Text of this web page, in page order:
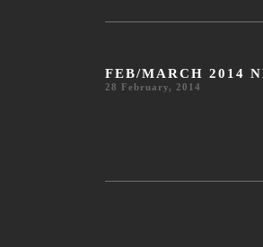
FEB/MARCH 2014
28 February, 2014